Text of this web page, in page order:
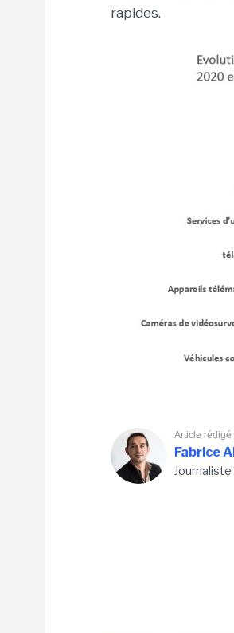
rapides.
Article rédigé
Fabrice
Journaliste